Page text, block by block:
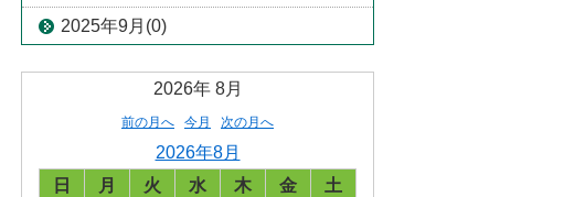
2025年9月(0)
2026年 8月
前の月へ 今月 次の月へ
2026年8月
日
月 火 水 木 金
土